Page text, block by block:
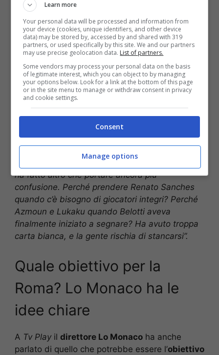
la salvezza:
“Mourinho? E’ un problema per la Roma, e non
ha fatto altro che portare ancora più
confusione. Perché prendere Renato Sanches
quando c’è bisogno di giocatori integri? Perché
Azmoun e Lukaku quando Belotti aveva
finalmente iniziato a segnare? Ha avuto troppa
carta bianca, e la gente rischia di stancarsi”.
Quale obiettivo per la
Roma? Lo Monaco ha le
idee chiare
A Tv Play il direttore Lo Monaco ha anche
parlato di quello che potrebbe essere l’obiettivo
Learn more
Your personal data will be processed and information from
your device (cookies, unique identifiers, and other device
data) may be stored by, accessed by and shared with 319
partners, or used specifically by this site. We and our partners
may use precise geolocation data. List of partners.
Some vendors may process your personal data on the basis
of legitimate interest, which you can object to by managing
your options below. Look for a link at the bottom of this page
or in the site menu to manage or withdraw consent in privacy
and cookie settings.
Consent
Manage options